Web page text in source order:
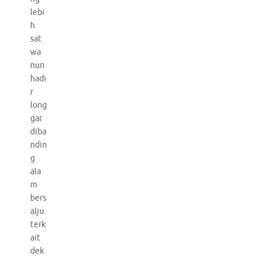
lebi
h
sat
wa
nun
hadi
r
long
gar
diba
ndin
g
ala
m
bers
alju
terk
ait
dek